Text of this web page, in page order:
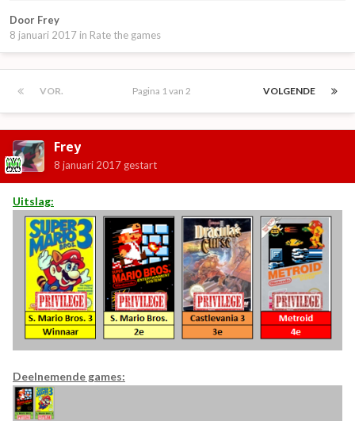
Door Frey
8 januari 2017 in Rate the games
VOR. VOLGENDE
Pagina 1 van 2
Frey
8 januari 2017 gestart
Uitslag:
Deelnemende games: